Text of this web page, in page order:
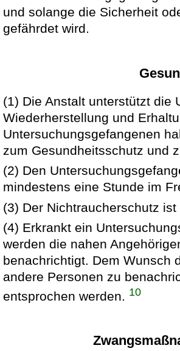
und solange die Sicherheit
gefährdet wird.
(1) Die Anstalt unterstützt die
Wiederherstellung und
Untersuchungsgefangenen
zum Gesundheitsschutz und
(2) Den
mindestens eine Stunde im
(3) Der Nichtraucherschutz
(4) Erkrankt ein
werden die nahen
benachrichtigt. Dem Wunsch
andere Personen zu
entsprochen werden. 10